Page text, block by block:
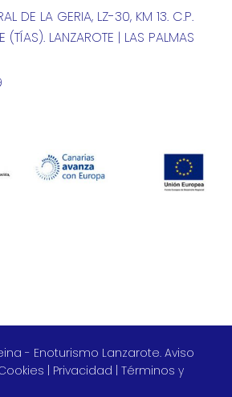
DE LA GERIA, LZ-30, KM 13. C.P.
LANZAROTE | LAS PALMAS
- Enoturismo Lanzarote. Aviso
Privacidad Términos y